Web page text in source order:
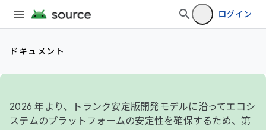
ログイン
ドキュメント
2026 年より、トランク安定版開発モデルに沿ってエコシ
ステムのプラットフォームの安定性を確保するため、第